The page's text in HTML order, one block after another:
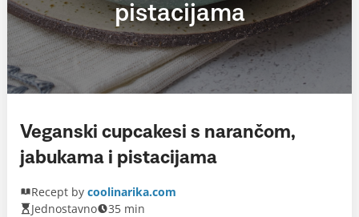
pistacijama
Veganski cupcakesi s narančom,
jabukama i pistacijama
Recept by coolinarika.com
Jednostavno
35 min